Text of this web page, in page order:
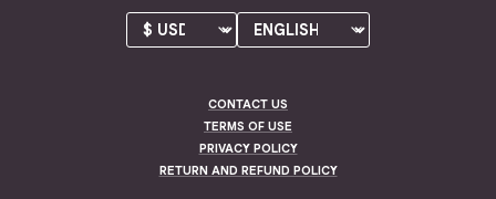
CONTACT US
TERMS OF USE
PRIVACY POLICY
RETURN AND REFUND POLICY